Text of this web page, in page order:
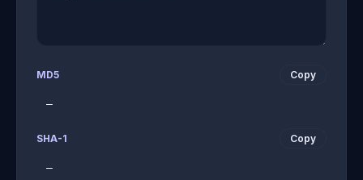
MD5 Copy
—
SHA-1 Copy
—